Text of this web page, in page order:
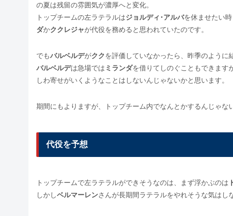
の夏は残留の雰囲気が濃厚へと変化。
トップチームの左ラテラルはジョルディ･アルバを休ませたい
ダかククレジャが代役を務めると思われていたのです。
でもバルベルデがククを評価していなかったら、昨季のように
バルベルデは急場では ミランダを借りてしのぐこともできます
しわ寄せがいくようなことはしないんじゃないかと思います。
期間にもよりますが、トップチーム内でなんとかするんじゃな
代役を予想
トップチームで左ラテラルができそうなのは、まず浮かぶのは
しかしベルマーレンさんが長期間ラテラルをやれそうな気はし